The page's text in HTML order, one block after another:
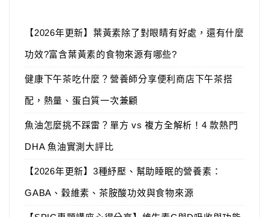
【2026年更新】葉黃素除了對眼睛有好處，還有什麼
功效?富含葉黃素的食物來源有哪些?
健康下午茶吃什麼？營養師分享便利商店下午茶搭
配，熱量、蛋白質一次兼顧
魚油怎麼挑不踩雷？單方 vs 複方全解析！4 款熱門
DHA 魚油實測大評比
【2026年更新】3種紓壓、幫助睡眠的營養素：
GABA、穀維素、茶胺酸功效與食物來源